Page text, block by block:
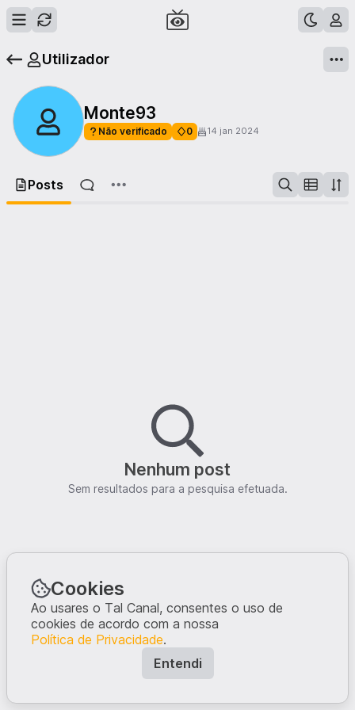
Utilizador
Monte93
Não verificado 0 14 jan 2024
Posts
Nenhum post
Sem resultados para a pesquisa efetuada.
Cookies
Ao usares o Tal Canal, consentes o uso de
cookies de acordo com a nossa
Política de Privacidade.
Entendi